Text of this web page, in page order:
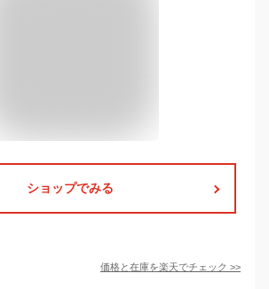
ショップでみる
価格と在庫を楽天でチェック >>